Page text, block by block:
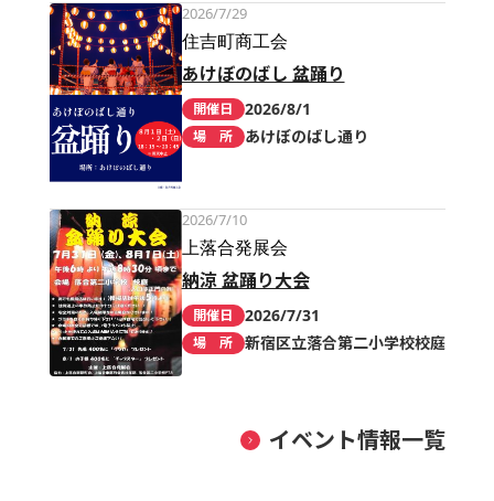
2026/7/29
住吉町商工会
あけぼのばし 盆踊り
開催日 2026/8/1
場 所 あけぼのばし通り
2026/7/10
上落合発展会
納涼 盆踊り大会
開催日 2026/7/31
場 所 新宿区立落合第二小学校校庭
イベント情報一覧